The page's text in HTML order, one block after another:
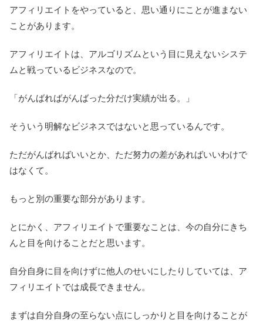
アフィリエイトをやっていると、思い通りにことが進まない
ことがあります。
アフィリエイトは、アルゴリズムという目に見えないシステ
ムと戦っているビジネスなので。
「がんばればがんばった分だけ実績が出る。」
そういう明解なビジネスではないと思っているんです。
ただがんばればいいとか、ただ努力の差があればいいわけで
はなくて。
もっと別の重要な部分があります。
とにかく、アフィリエイトで重要なことは、今の自分にきち
んと目を向けることだと思います。
自分自身に目を向けずに他人のせいにしたりしていては、ア
フィリエイトでは成長できません。
まずは自分自身の至らない点にしっかりと目を向けることが